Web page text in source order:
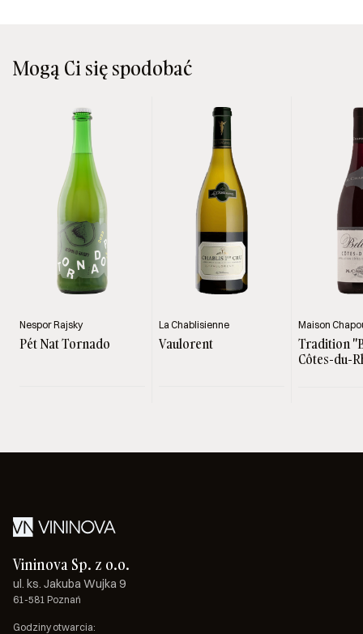
Mogą Ci się spodobać
Nespor Rajsky
Pét Nat Tornado
La Chablisienne
Vaulorent
Maison
Tradition
Côtes-du-
Vininova Sp. z o.o.
ul. ks. Jakuba Wujka 9
61-581 Poznań
Godziny otwarcia: